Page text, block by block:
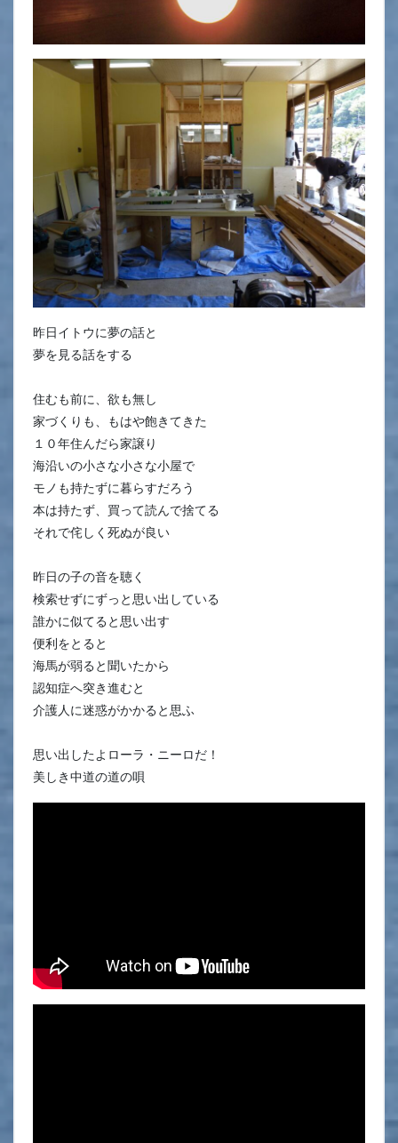
昨日イトウに夢の話と
夢を見る話をする
住むも前に、欲も無し
家づくりも、もはや飽きてきた
１０年住んだら家譲り
海沿いの小さな小さな小屋で
モノも持たずに暮らすだろう
本は持たず、買って読んで捨てる
それで侘しく死ぬが良い
昨日の子の音を聴く
検索せずにずっと思い出している
誰かに似てると思い出す
便利をとると
海馬が弱ると聞いたから
認知症へ突き進むと
介護人に迷惑がかかると思ふ
思い出したよローラ・ニーロだ！
美しき中道の道の唄